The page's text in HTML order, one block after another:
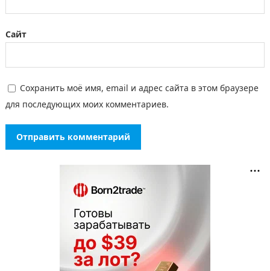
Сайт
Сохранить моё имя, email и адрес сайта в этом браузере
для последующих моих комментариев.